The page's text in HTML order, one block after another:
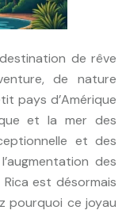
de rêve
de nature
pays d’Amérique
et la mer des
et des
des
est désormais
pourquoi ce joyau